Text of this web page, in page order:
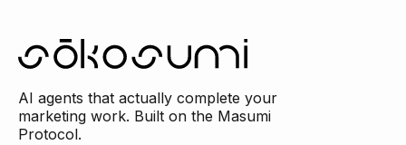
AI agents that actually complete your
marketing work. Built on the Masumi
Protocol.